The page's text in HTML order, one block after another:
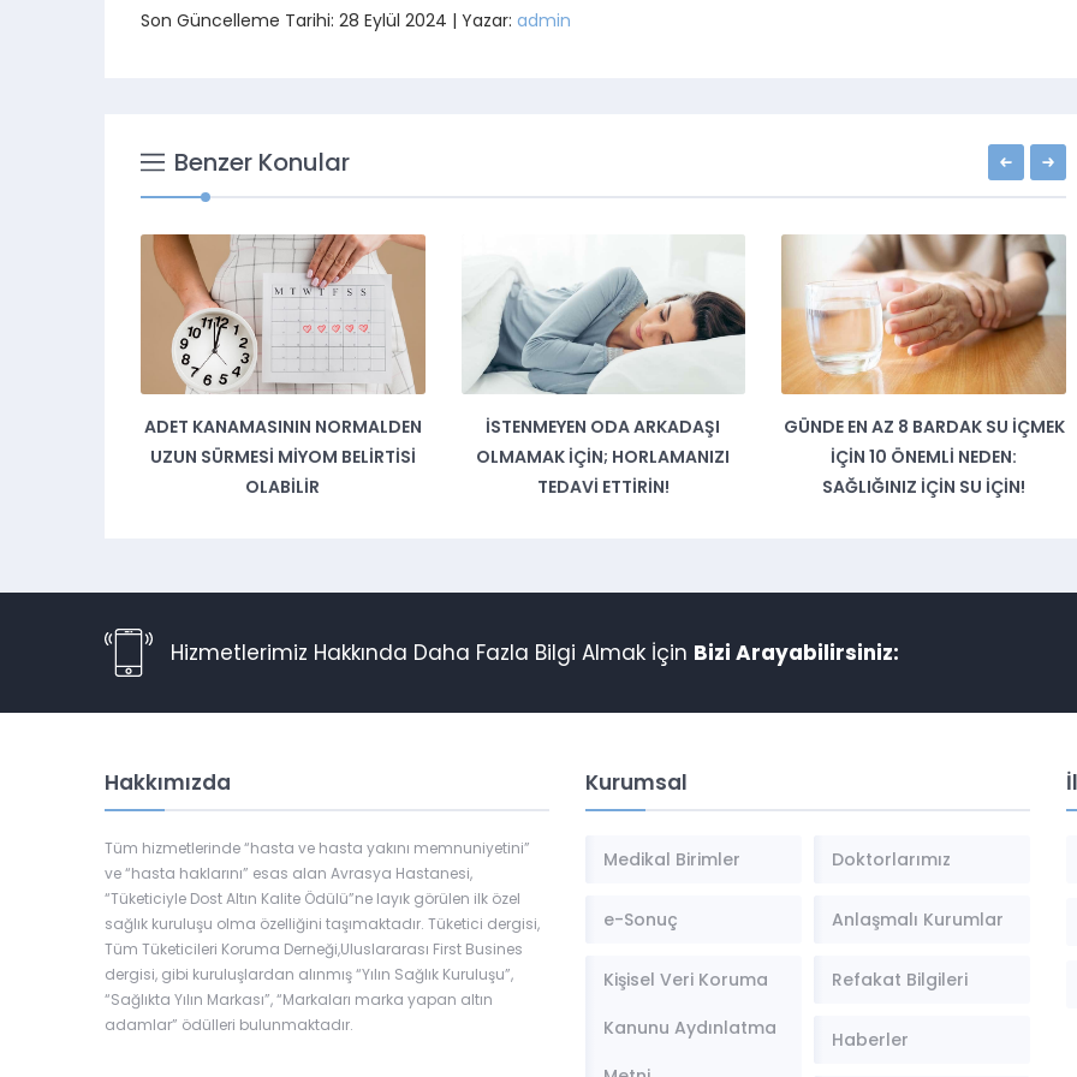
Son Güncelleme Tarihi: 28 Eylül 2024 | Yazar: admin
Benzer Konular
ADET KANAMASININ NORMALDEN
UZUN SÜRMESI MIYOM BELIRTISI
OLABILIR
İSTENMEYEN ODA ARKADAŞI
OLMAMAK İÇIN; HORLAMANIZI
TEDAVI ETTIRIN!
GÜNDE EN AZ 8 BARDAK SU IÇMEK
IÇIN 10 ÖNEMLI NEDEN:
SAĞLIĞINIZ IÇIN SU IÇIN!
Hizmetlerimiz Hakkında Daha Fazla Bilgi Almak İçin Bizi Arayabilirsiniz:
Hakkımızda
Tüm hizmetlerinde “hasta ve hasta yakını memnuniyetini”
ve “hasta haklarını” esas alan Avrasya Hastanesi,
“Tüketiciyle Dost Altın Kalite Ödülü”ne layık görülen ilk özel
sağlık kuruluşu olma özelliğini taşımaktadır. Tüketici dergisi,
Tüm Tüketicileri Koruma Derneği,Uluslararası First Busines
dergisi, gibi kuruluşlardan alınmış “Yılın Sağlık Kuruluşu”,
“Sağlıkta Yılın Markası”, “Markaları marka yapan altın
adamlar” ödülleri bulunmaktadır.
Kurumsal
Medikal Birimler Doktorlarımız
e-Sonuç Anlaşmalı Kurumlar
Kişisel Veri Koruma
Kanunu Aydınlatma
Refakat Bilgileri
Haberler